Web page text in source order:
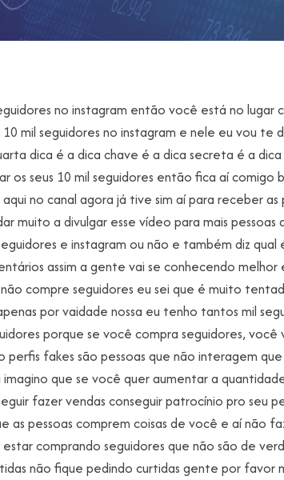
no instagram então você está no lugar
mil seguidores no instagram e nele eu vou te
dica é a dica chave é a dica secreta é a
os seus 10 mil seguidores então fica aí comigo
no canal agora já tive sim aí para receber as
muito a divulgar esse vídeo para mais pessoas
e instagram ou não e também diz qual
assim a gente vai se conhecendo melhor
compre seguidores eu sei que é muito
por vaidade nossa eu tenho tantos mil
porque se você compra seguidores, você
perfis fakes são pessoas que não interagem
que se você quer aumentar a
fazer vendas conseguir patrocínio pro seu
as pessoas comprem coisas de você e aí não
comprando seguidores que não são de
não fique pedindo curtidas gente por favor